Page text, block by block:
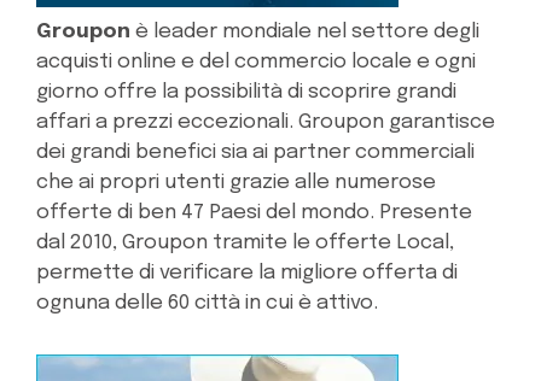
Groupon è leader mondiale nel settore degli
acquisti online e del commercio locale e ogni
giorno offre la possibilità di scoprire grandi
affari a prezzi eccezionali. Groupon garantisce
dei grandi benefici sia ai partner commerciali
che ai propri utenti grazie alle numerose
offerte di ben 47 Paesi del mondo. Presente
dal 2010, Groupon tramite le offerte Local,
permette di verificare la migliore offerta di
ognuna delle 60 città in cui è attivo.